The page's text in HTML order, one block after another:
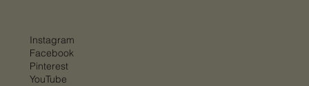
Instagram
Facebook
Pinterest
YouTube